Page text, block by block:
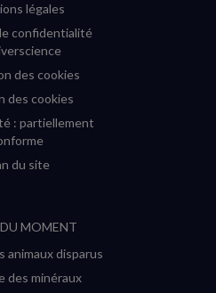
légales
confidentialité
des cookies
des cookies
: partiellement
du site
MOMENT
animaux disparus
des minéraux